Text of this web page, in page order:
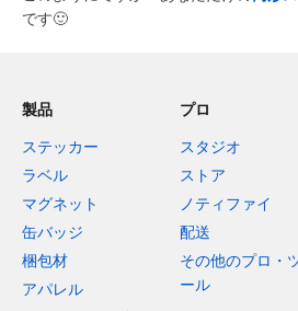
です🙂
製品
ステッカー
ラベル
マグネット
缶バッジ
梱包材
アパレル
プロ
スタジオ
ストア
ノティファイ
配送
その他のプロ・
ール